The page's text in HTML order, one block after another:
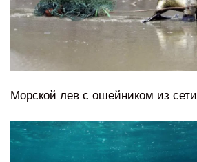
Морской лев с ошейником из сети